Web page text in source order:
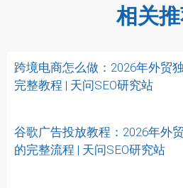
相关
跨境电商怎么做：2026年外贸
完整教程 | 天问SEO研究站
谷歌广告投放教程：2026年外
的完整流程 | 天问SEO研究站